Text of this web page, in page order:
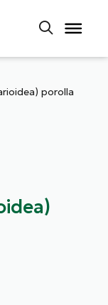
porolla